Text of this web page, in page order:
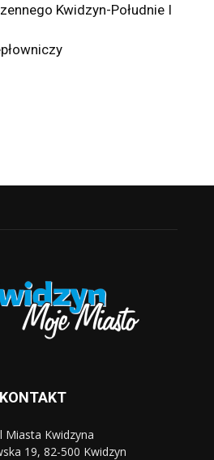
Kwidzyn-Południe I
KONTAKT
Miasta Kwidzyna
19, 82-500 Kwidzyn